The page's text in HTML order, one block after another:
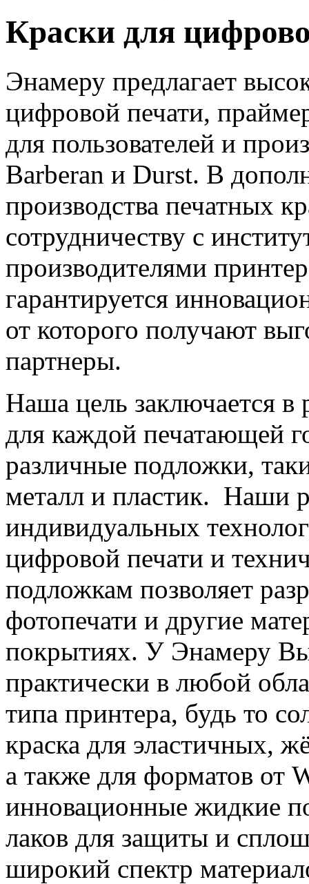
Краски для
Энамеру предлагает
цифровой печати,
для пользователей и
Barberan и Durst. В
производства печатных
сотрудничеству с
производителями
гарантируется
от которого получают
Наша цель заключается в
для каждой печатающей
различные подложки,
металл и пластик. Наши
индивидуальных
цифровой печати и
подложкам позволяет
фотопечати и другие
покрытиях. У Энамеру
практически в любой
типа принтера, будь то
краска для эластичных,
а также для форматов от
инновационные жидкие
лаков для защиты и
широкий спектр